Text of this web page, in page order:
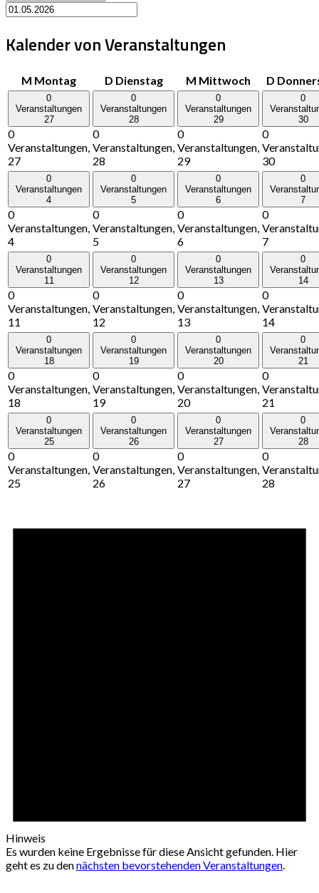
Kalender von Veranstaltungen
M Montag D Dienstag M Mittwoch D
0
Veranstaltungen
27
0
Veranstaltungen,
27
0
Veranstaltungen
28
0
Veranstaltungen,
28
0
Veranstaltungen
29
0
Veranstaltungen,
29
0
30
0
30
0
Veranstaltungen
4
0
Veranstaltungen,
4
0
Veranstaltungen
5
0
Veranstaltungen,
5
0
Veranstaltungen
6
0
Veranstaltungen,
6
0
7
0
7
0
Veranstaltungen
11
0
Veranstaltungen,
11
0
Veranstaltungen
12
0
Veranstaltungen,
12
0
Veranstaltungen
13
0
Veranstaltungen,
13
0
14
0
14
0
Veranstaltungen
18
0
Veranstaltungen,
18
0
Veranstaltungen
19
0
Veranstaltungen,
19
0
Veranstaltungen
20
0
Veranstaltungen,
20
0
21
0
21
0
Veranstaltungen
25
0
Veranstaltungen,
25
0
Veranstaltungen
26
0
Veranstaltungen,
26
0
Veranstaltungen
27
0
Veranstaltungen,
27
0
28
0
28
Hinweis
Es wurden keine Ergebnisse für diese Ansicht gefunden. Hier
geht es zu dennächsten bevorstehenden Veranstaltungen